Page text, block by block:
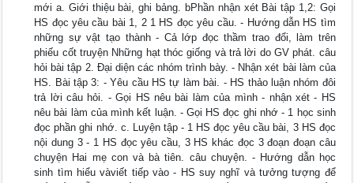
mới a. Giới thiệu bài, ghi bảng. bPhần nhận xét Bài tập 1,2: Gọi
HS đọc yêu cầu bài 1, 2 1 HS đọc yêu cầu. - Hướng dẫn HS tìm
những sự vật tạo thành - Cả lớp đọc thầm trao đổi, làm trên
phiếu cốt truyện Những hạt thóc giống và trả lời do GV phát. câu
hỏi bài tập 2. Đại diện các nhóm trình bày. - Nhận xét bài làm của
HS. Bài tập 3: - Yêu cầu HS tự làm bài. - HS thảo luận nhóm đôi
trả lời câu hỏi. - Gọi HS nêu bài làm của mình - nhận xét - HS
nêu bài làm của mình kết luận. - Gọi HS đọc ghi nhớ - 1 học sinh
đọc phần ghi nhớ. c. Luyện tập - 1 HS đọc yêu cầu bài, 3 HS đọc
nội dung 3 - 1 HS đọc yêu cầu, 3 HS khác đọc 3 đoạn đoạn câu
chuyện Hai mẹ con và bà tiên. câu chuyện. - Hướng dẫn học
sinh tìm hiểu vàviết tiếp vào - HS suy nghĩ và tưởng tượng để